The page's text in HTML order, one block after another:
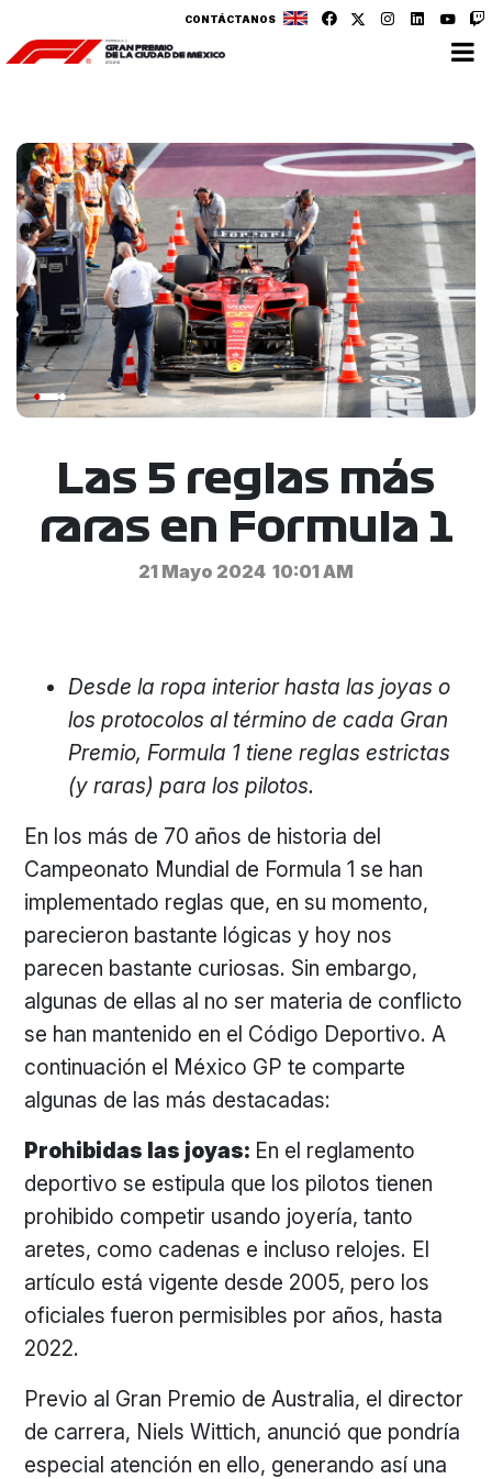
CONTÁCTANOS
Las 5 reglas más
raras en Formula 1
21 Mayo 2024 10:01 AM
Desde la ropa interior hasta las joyas o
los protocolos al término de cada Gran
Premio, Formula 1 tiene reglas estrictas
(y raras) para los pilotos.
En los más de 70 años de historia del
Campeonato Mundial de Formula 1 se han
implementado reglas que, en su momento,
parecieron bastante lógicas y hoy nos
parecen bastante curiosas. Sin embargo,
algunas de ellas al no ser materia de conflicto
se han mantenido en el Código Deportivo. A
continuación el México GP te comparte
algunas de las más destacadas:
Prohibidas las joyas: En el reglamento
deportivo se estipula que los pilotos tienen
prohibido competir usando joyería, tanto
aretes, como cadenas e incluso relojes. El
artículo está vigente desde 2005, pero los
oficiales fueron permisibles por años, hasta
2022.
Previo al Gran Premio de Australia, el director
de carrera, Niels Wittich, anunció que pondría
especial atención en ello, generando así una